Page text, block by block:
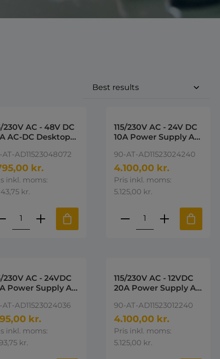
eller brug knapperne til at øge
den ønskede mængde eller
230V AC - 48V DC
AC-DC Desktop
AD11523048072
kr.
inkl. moms:
kr.
Indtast den
115/230V AC - 24V DC
10A Power Supply AD
Power supply 24V DC
90-AT-AD11523024240
4.100,00 kr.
Pris inkl. moms:
5.125,00 kr.
230V AC - 24VDC
Power Supply AD
supply 24V DC
AD11523024036
kr.
inkl. moms:
kr.
115/230V AC - 12VDC
20A Power Supply AD
Power supply 12V DC
90-AT-AD11523012240
4.100,00 kr.
Pris inkl. moms:
5.125,00 kr.